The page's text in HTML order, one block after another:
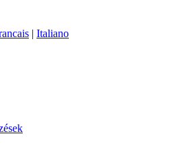
| Italiano